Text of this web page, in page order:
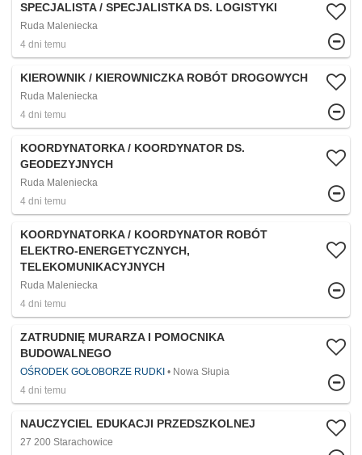
SPECJALISTA / SPECJALISTKA DS. LOGISTYKI
Ruda Maleniecka
4 dni temu
KIEROWNIK / KIEROWNICZKA ROBÓT DROGOWYCH
Ruda Maleniecka
4 dni temu
KOORDYNATORKA / KOORDYNATOR DS.
GEODEZYJNYCH
Ruda Maleniecka
4 dni temu
KOORDYNATORKA / KOORDYNATOR ROBÓT
ELEKTRO-ENERGETYCZNYCH,
TELEKOMUNIKACYJNYCH
Ruda Maleniecka
4 dni temu
ZATRUDNIĘ MURARZA I POMOCNIKA
BUDOWALNEGO
OŚRODEK GOŁOBORZE RUDKI
Nowa Słupia
4 dni temu
NAUCZYCIEL EDUKACJI PRZEDSZKOLNEJ
27 200 Starachowice